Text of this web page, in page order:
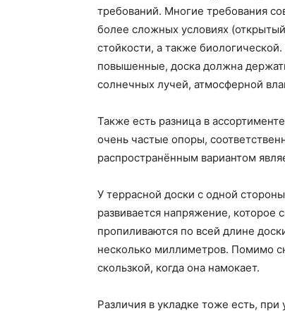
требований. Многие требования
более сложных условиях
стойкости, а также
повышенные, доска должна
солнечных лучей, атмосферной
Также есть разница в
очень частые опоры,
распространённым вариантом
У террасной доски с одной
развивается напряжение,
пропиливаются по всей длине
несколько миллиметров. Помимо
скользкой, когда она намокает.
Различия в укладке тоже есть,